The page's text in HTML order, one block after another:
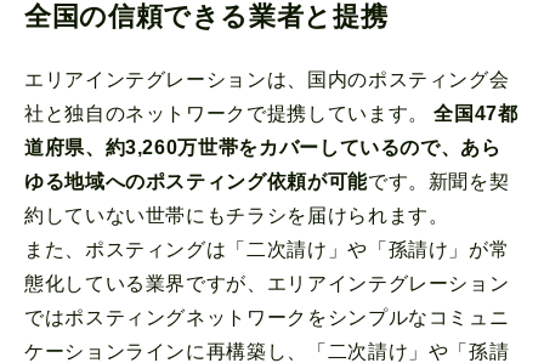
全国の信頼できる業者と提携
エリアインテグレーションは、国内のポスティング会
社と独自のネットワークで提携しています。全国47都
道府県、約3,260万世帯をカバーしているので、あら
ゆる地域へのポスティング依頼が可能です。新聞を契
約していない世帯にもチラシを届けられます。
また、ポスティングは「二次請け」や「孫請け」が常
態化している業界ですが、エリアインテグレーション
ではポスティングネットワークをシンプルなコミュニ
ケーションラインに再構築し、「二次請け」や「孫請